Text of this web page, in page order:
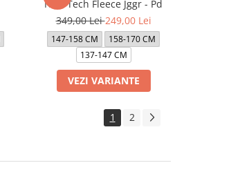
Nsw Tech Fleece Jggr - Pd
349,00 Lei249,00 Lei
147-158 CM
158-170 CM
137-147 CM
VEZI VARIANTE
1 2